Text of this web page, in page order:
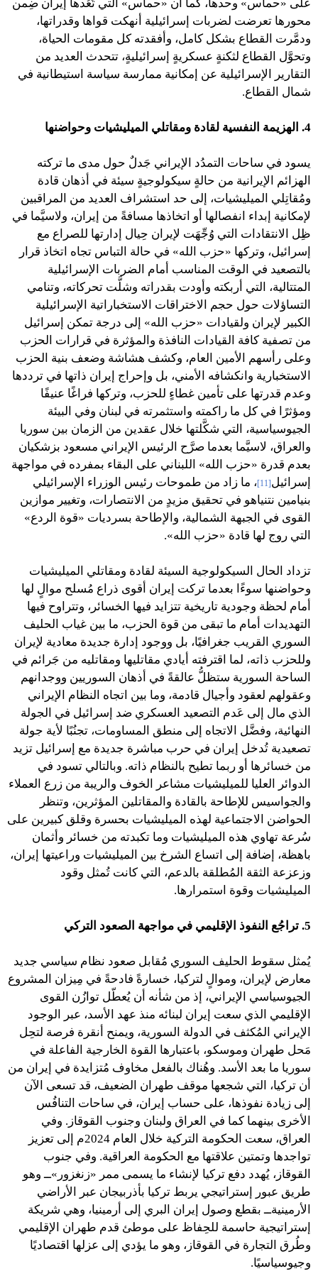
على «حماس» وحدها، كما أن «حماس» التي تَعُدها إيران ضِمن
محورها تعرضت لضربات إسرائيلية أنهكت قواها وقدراتها،
ودمَّرت القطاع بشكل كامل، وأفقدته كل مقومات الحياة،
وتحوَّل القطاع لثكنةٍ عسكريةٍ إسرائيليةٍ، تتحدث العديد من
التقارير الإسرائيلية عن إمكانية ممارسة سياسة استيطانية في
شمال القطاع.
4. الهزيمة النفسية لقادة ومقاتلي الميليشيات وحواضنها
يسود في ساحات التمدُد الإيراني جَدلٌ حول مدى ما تركته
الهزائم الإيرانية من حالةٍ سيكولوجيةٍ سيئة في أذهان قادة
ومُقاتِلي الميليشيات، إلى حد استشراف العديد من المراقبين
لإمكانية إبداء انفصالها أو اتخاذها مسافةً من إيران، ولاسيَّما في
ظِل الانتقادات التي وُجِّهَت لإيران حِيال إدارتها للصراع مع
إسرائيل، وتركها «حزب الله» في حالة التباس تجاه اتخاذ قرار
بالتصعيد في الوقت المناسب أمام الضربات الإسرائيلية
المتتالية، التي أربكته وأودت بقدراته وشلَّت تحركاته، وتنامي
التساؤلات حول حجم الاختراقات الاستخباراتية الإسرائيلية
الكبير لإيران ولقيادات «حزب الله» إلى درجة تمكن إسرائيل
من تصفية كافة القيادات النافذة والمؤثرة في قرارات الحزب
وعلى رأسهم الأمين العام، وكشف هشاشة وضعف بنية الحزب
الاستخبارية وانكشافه الأمني، بل وإحراج إيران ذاتها في ترددها
وعدم قدرتها على تأمين غطاءٍ للحزب، وتركها فراغًا عنيفًا
ومؤثرًا في كل ما راكمته واستثمرته في لبنان وفي البيئة
الجيوسياسية، التي شكَّلتها خلال عقدين من الزمان بين سوريا
والعراق، لاسيَّما بعدما صرَّح الرئيس الإيراني مسعود بزشكيان
بعدم قدرة «حزب الله» اللبناني على البقاء بمفرده في مواجهة
إسرائيل [11]
، ما زاد من طموحات رئيس الوزراء الإسرائيلي
بنيامين نتنياهو في تحقيق مزيدٍ من الانتصارات، وتغيير موازين
القوى في الجبهة الشمالية، والإطاحة بسرديات «قوة الردع»
التي روج لها قادة «حزب الله».
تزداد الحال السيكولوجية السيئة لقادة ومقاتلي الميليشيات
وحواضنها سوءًا بعدما تركت إيران أقوى ذراع مُسلح موالٍ لها
أمام لحظة وجودية تاريخية تتزايد فيها الخسائر، وتتراوح فيها
التهديدات أمام ما تبقى من قوة الحزب، ما بين غياب الحليف
السوري القريب جغرافيًا، بل ووجود إدارة جديدة معادية لإيران
وللحزب ذاته، لما اقترفته أيادي مقاتليها ومقاتليه من جَرائم في
الساحة السورية ستظلُّ عالقةً في أذهان السوريين ووجدانهم
وعقولهم لعقود وأجيال قادمة، وما بين اتجاه النظام الإيراني
الذي مال إلى عَدم التصعيد العسكري ضد إسرائيل في الجولة
النهائية، وفضَّل الاتجاه إلى منطق المساومات، تجنُبًا لأية جولة
تصعيدية تُدخل إيران في حرب مباشرة جديدة مع إسرائيل تزيد
من خسائرها أو ربما تطيح بالنظام ذاته. وبالتالي تسود في
الدوائر العليا للميليشيات مشاعر الخوف والريبة من زرع العملاء
والجواسيس للإطاحة بالقادة والمقاتلين المؤثرين، وتنظر
الحواضن الاجتماعية لهذه الميليشيات بحسرة وقلق كبيرين على
سُرعة تهاوي هذه الميليشيات وما تكبدته من خسائر وأثمان
باهظة، إضافة إلى اتساع الشرخ بين الميليشيات وراعيتها إيران،
وزعزعة الثقة المُطلقة بالدعم، التي كانت تُمثل وقود
الميليشيات وقوة استمرارها.
5. تراجُع النفوذ الإقليمي في مواجهة الصعود التركي
يُمثل سقوط الحليف السوري مُقابل صعود نظام سياسي جديد
معارض لإيران، وموالٍ لتركيا، خسارةً فادحةً في مِيزان المشروع
الجيوسياسي الإيراني، إذ من شأنه أن يُعطّل توازُن القوى
الإقليمي الذي سعت إيران لبنائه منذ عهد الأسد، عبر الوجود
الإيراني المُكثف في الدولة السورية، ويمنح أنقرة فرصة لتحِل
مَحل طهران وموسكو، باعتبارها القوة الخارجية الفاعلة في
سوريا ما بعد الأسد. وهُناك بالفعل مخاوف مُتزايدة في إيران من
أن تركيا، التي شجعها موقف طهران الضعيف، قد تسعى الآن
إلى زيادة نفوذها، على حساب إيران، في ساحات التنافُس
الأخرى بينهما كما في العراق ولبنان وجنوب القوقاز. وفي
العراق، سعت الحكومة التركية خلال العام 2024م إلى تعزيز
تواجدها وتمتين علاقتها مع الحكومة العراقية. وفي جنوب
القوقاز، يُهدد دفع تركيا لإنشاء ما يسمى ممر «زنغزور»ــ وهو
طريق عبور إستراتيجي يربط تركيا بأذربيجان عبر الأراضي
الأرمينيةــ بقطع وصول إيران البري إلى أرمينيا، وهي شريكة
إستراتيجية حاسمة للحِفاظ على موطئ قدم طهران الإقليمي
وطُرق التجارة في القوقاز، وهو ما يؤدي إلى عزلها اقتصاديًا
وجيوسياسيًا.